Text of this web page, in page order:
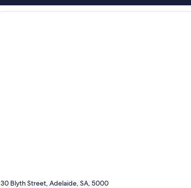
30 Blyth Street, Adelaide, SA, 5000